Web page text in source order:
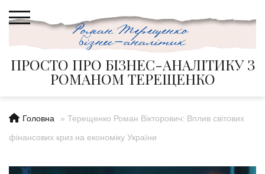
ПРОСТО ПРО БІЗНЕС-АНАЛІТИКУ З
РОМАНОМ ТЕРЕЩЕНКО
Головна » Терещенко Роман Вікторович: Вплив світових
фінансових криз на економіку України